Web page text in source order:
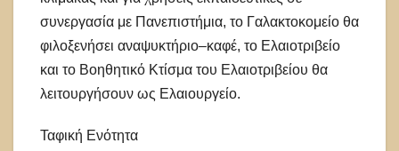
συνεργασία με Πανεπιστήμια, το Γαλακτοκομείο θα
φιλοξενήσει αναψυκτήριο–καφέ, το Ελαιοτριβείο
και το Βοηθητικό Κτίσμα του Ελαιοτριβείου θα
λειτουργήσουν ως Ελαιουργείο.
Ταφική Ενότητα